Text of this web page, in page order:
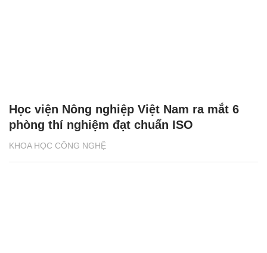
KHOA HỌC CÔNG NGHỆ
Học viện Nông nghiệp Việt Nam ra mắt 6
phòng thí nghiệm đạt chuẩn ISO